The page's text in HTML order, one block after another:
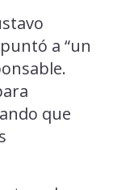
a “un
que